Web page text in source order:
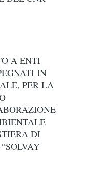
A ENTI
IN
PER LA
DI